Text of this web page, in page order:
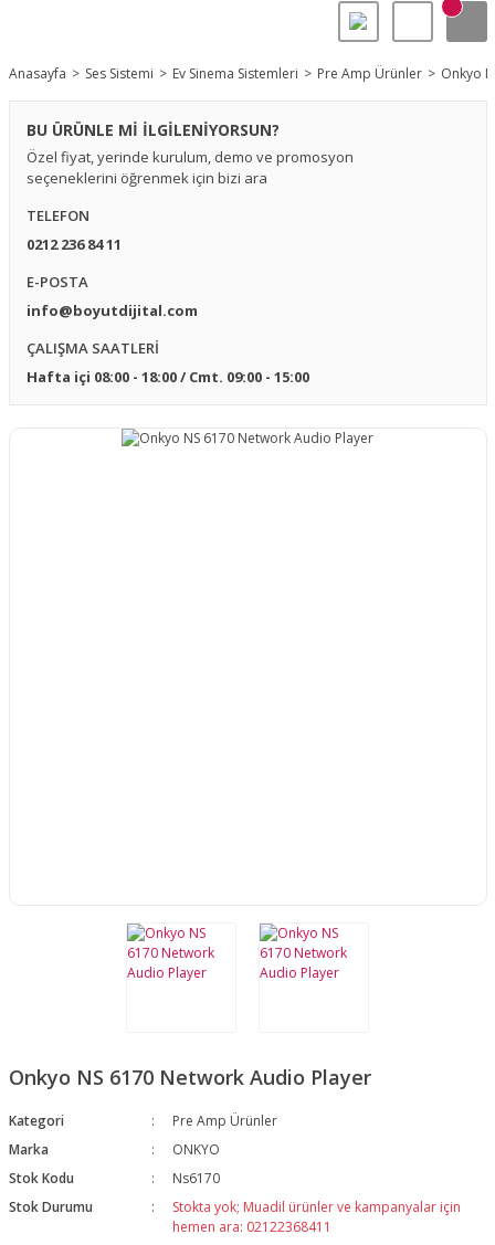
Anasayfa Ses Sistemi Ev Sinema Sistemleri Pre Amp Ürünler Onkyo
BU ÜRÜNLE Mİ İLGİLENİYORSUN?
Özel fiyat, yerinde kurulum, demo ve promosyon
seçeneklerini öğrenmek için bizi ara
TELEFON
0212 236 84 11
E-POSTA
info@boyutdijital.com
ÇALIŞMA SAATLERİ
Hafta içi 08:00 - 18:00 / Cmt. 09:00 - 15:00
Onkyo NS 6170 Network Audio Player
Kategori
Pre Amp Ürünler
Marka
ONKYO
Stok Kodu
Ns6170
Stok Durumu
Stokta yok; Muadil ürünler ve kampanyalar için
hemen ara: 02122368411